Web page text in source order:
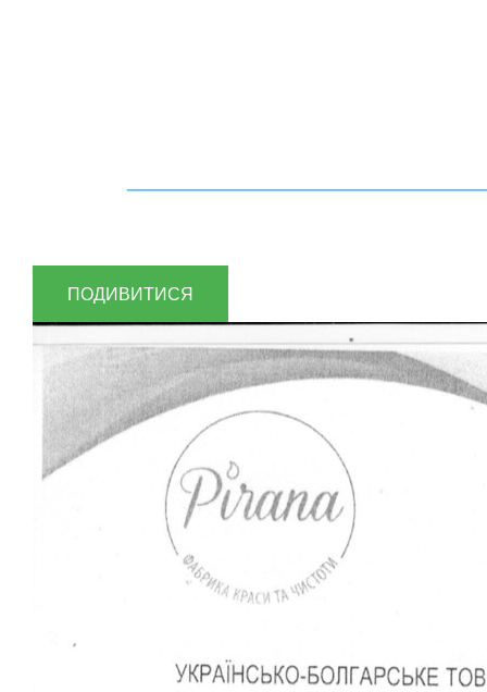
ПОДИВИТИСЯ